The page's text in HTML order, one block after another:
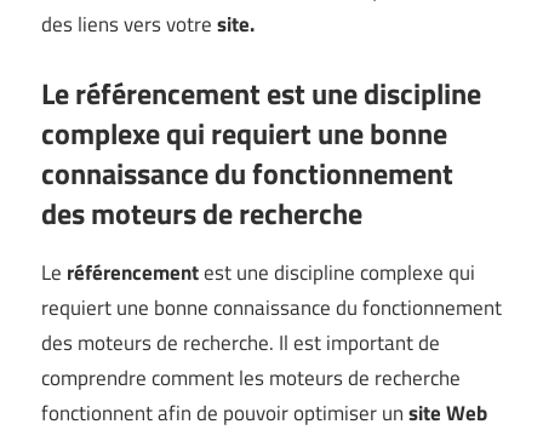
des liens vers votresite.
Le référencement est une discipline
complexe qui requiert une bonne
connaissance du fonctionnement
des moteurs de recherche
Le référencementest une discipline complexe qui
requiert une bonne connaissance du fonctionnement
des moteurs de recherche. Il est important de
comprendre comment les moteurs de recherche
fonctionnent afin de pouvoir optimiser unsite Web